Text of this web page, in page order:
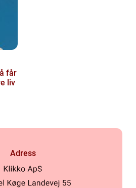
får
liv
Adress